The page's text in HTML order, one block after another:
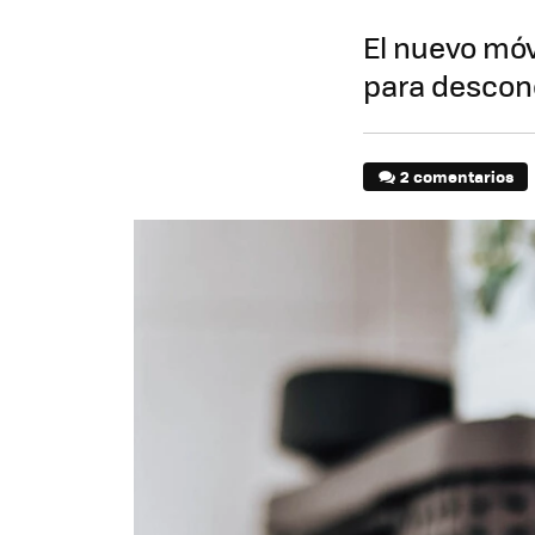
El nuevo
para
2 comentarios